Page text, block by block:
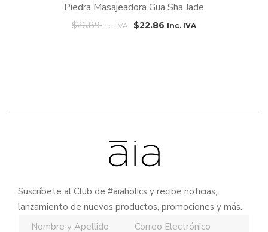
Piedra Masajeadora Gua Sha Jade
$26.89 Inc. IVA $22.86 Inc. IVA
Suscríbete al Club de #āiaholics y recibe noticias,
lanzamiento de nuevos productos, promociones y más.